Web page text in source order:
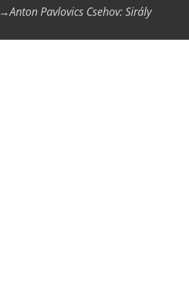
→Anton Pavlovics Csehov: Sirály